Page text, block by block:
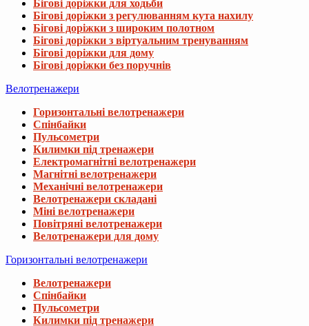
Бігові доріжки для ходьби
Бігові доріжки з регулюванням кута нахилу
Бігові доріжки з широким полотном
Бігові доріжки з віртуальним тренуванням
Бігові доріжки для дому
Бігові доріжки без поручнів
Велотренажери
Горизонтальні велотренажери
Спінбайки
Пульсометри
Килимки під тренажери
Електромагнітні велотренажери
Магнітні велотренажери
Механічні велотренажери
Велотренажери складані
Міні велотренажери
Повітряні велотренажери
Велотренажери для дому
Горизонтальні велотренажери
Велотренажери
Спінбайки
Пульсометри
Килимки під тренажери